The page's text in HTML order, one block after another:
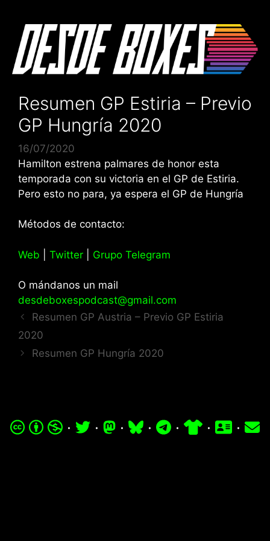
contenido
Resumen GP Estiria – Previo
GP Hungría 2020
16/07/2020
Hamilton estrena palmares de honor esta
temporada con su victoria en el GP de Estiria.
Pero esto no para, ya espera el GP de Hungría
Métodos de contacto:
Web Twitter Grupo Telegram
O mándanos un mail
desdeboxespodcast@gmail.com
Resumen GP Austria – Previo GP Estiria
2020
Resumen GP Hungría 2020
· · · · · · ·